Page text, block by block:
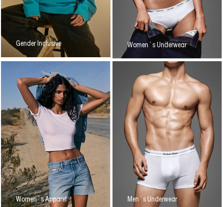
Gender Inclusive Women´s Underwear
Women´s Apparel Men´s Underwear